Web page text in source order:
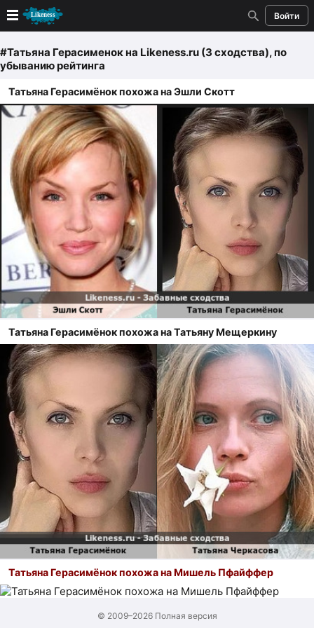
Войти
Новые
Лучшие
Голосование
Кандидаты
Случайное сходство 👍
Создать сходство
Для публикации необходима авторизация
Поиск
#Татьяна Герасименокна Likeness.ru (3 сходства), по
убыванию рейтинга
Татьяна Герасимёнок похожа на Эшли Скотт
Татьяна Герасимёнок похожа на Татьяну Мещеркину
Татьяна Герасимёнок похожа на Мишель Пфайффер
© 2009–2026 Полная версия